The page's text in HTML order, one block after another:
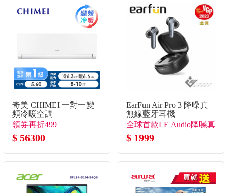
奇美 CHIMEI 一對一變
頻冷暖空調
領券再折499
$ 56300
EarFun Air Pro 3 降噪真
無線藍牙耳機
全球首款LE Audio降噪真
無線
$ 1999